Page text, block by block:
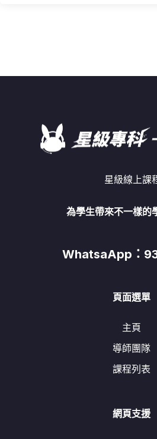
星級線上課
為學生帶來不一樣的
WhatsaApp：
頁面選單
主頁
導師團隊
課程列表
網頁支援